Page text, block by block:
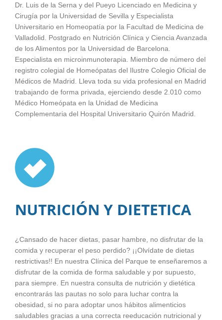
Dr. Luis de la Serna y del Pueyo Licenciado en Medicina y
Cirugía por la Universidad de Sevilla y Especialista
Universitario en Homeopatía por la Facultad de Medicina de
Valladolid. Postgrado en Nutrición Clínica y Ciencia Avanzada
de los Alimentos por la Universidad de Barcelona.
Especialista en microinmunoterapia. Miembro de número del
registro colegial de Homeópatas del Ilustre Colegio Oficial de
Médicos de Madrid. Lleva toda su vida profesional en Madrid
trabajando de forma privada, ejerciendo desde 2.010 como
Médico Homeópata en la Unidad de Medicina
Complementaria del Hospital Universitario Quirón Madrid.
NUTRICIÓN Y DIETETICA
¿Cansado de hacer dietas, pasar hambre, no disfrutar de la
comida y recuperar el peso perdido? ¡¡Olvídate de dietas
restrictivas!! En nuestra Clínica del Parque te enseñaremos a
disfrutar de la comida de forma saludable y por supuesto,
para siempre. En nuestra consulta de nutrición y dietética
encontrarás las pautas no solo para luchar contra la
obesidad, si no para adoptar unos hábitos alimenticios
saludables gracias a una correcta reeducación nutricional y